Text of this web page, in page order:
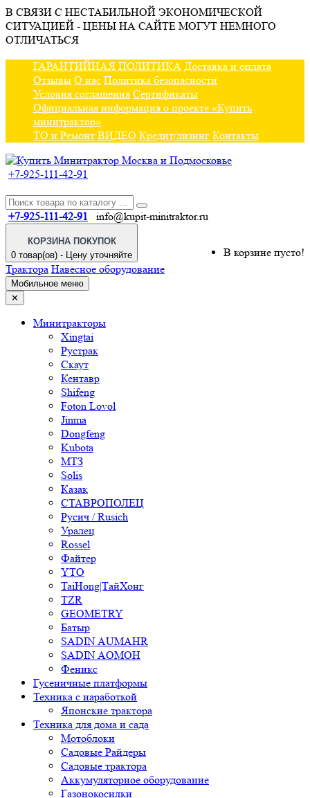
В СВЯЗИ С НЕСТАБИЛЬНОЙ ЭКОНОМИЧЕСКОЙ
СИТУАЦИЕЙ - ЦЕНЫ НА САЙТЕ МОГУТ НЕМНОГО
ОТЛИЧАТЬСЯ
ГАРАНТИЙНАЯ ПОЛИТИКА Доставка и оплата
Отзывы О нас Политика безопасности
Условия соглашения Сертификаты
Официальная информация о проекте «Купить
минитрактор»
ТО и Ремонт ВИДЕО Кредит/лизинг Контакты
+7-925-111-42-91
+7-925-111-42-91 info@kupit-minitraktor.ru
КОРЗИНА ПОКУПОК
0 товар(ов) - Цену уточняйте
В корзине пусто!
Трактора Навесное оборудование
Мобильное меню
✕
Минитракторы
Xingtai
Рустрак
Скаут
Кентавр
Shifeng
Foton Lovol
Jinma
Dongfeng
Kubota
МТЗ
Solis
Казак
СТАВРОПОЛЕЦ
Русич / Rusich
Уралец
Rossel
Файтер
YTO
TaiHong|ТайХонг
TZR
GEOMETRY
Батыр
SADIN AUMAHR
SADIN AOMOH
Феникс
Гусеничные платформы
Техника с наработкой
Японские трактора
Техника для дома и сада
Мотоблоки
Садовые Райдеры
Садовые трактора
Аккумуляторное оборудование
Газонокосилки